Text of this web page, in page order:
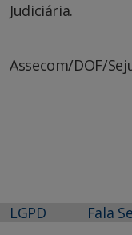
Judiciária.
Assecom/DOF/
LGPD Fala